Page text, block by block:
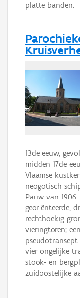
platte banden.
13de eeuw,
midden 17de
Vlaamse
neogotisch
Pauw van
georiënteerde,
rechthoekig
vieringtoren;
vier ongelijke
stook- en
zuidoostelijke